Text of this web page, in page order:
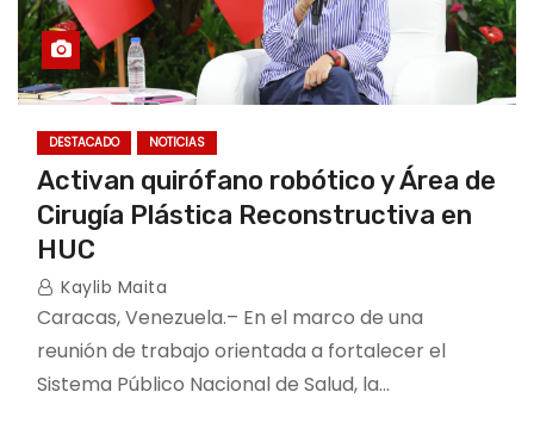
DESTACADO NOTICIAS
Activan quirófano robótico y Área de
Cirugía Plástica Reconstructiva en
HUC
Kaylib Maita
Caracas, Venezuela.– En el marco de una
reunión de trabajo orientada a fortalecer el
Sistema Público Nacional de Salud, la…